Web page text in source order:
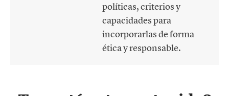
políticas, criterios y
capacidades para
incorporarlas de forma
ética y responsable.